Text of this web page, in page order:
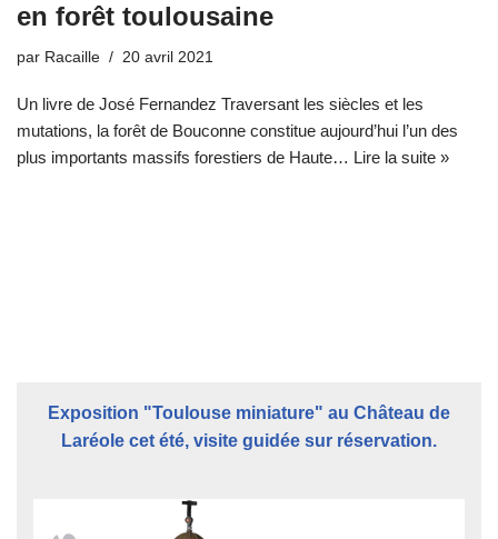
en forêt toulousaine
par Racaille 20 avril 2021
Un livre de José Fernandez Traversant les siècles et les
mutations, la forêt de Bouconne constitue aujourd’hui l’un des
plus importants massifs forestiers de Haute… Lire la suite »
Exposition "Toulouse miniature" au Château de
Laréole cet été, visite guidée sur réservation.